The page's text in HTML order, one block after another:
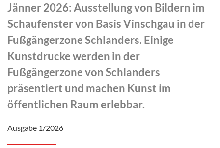
Jänner 2026: Ausstellung von Bildern im
Schaufenster von Basis Vinschgau in der
Fußgängerzone Schlanders. Einige
Kunstdrucke werden in der
Fußgängerzone von Schlanders
präsentiert und machen Kunst im
öffentlichen Raum erlebbar.
Ausgabe 1/2026